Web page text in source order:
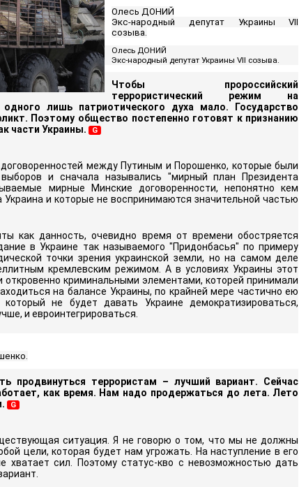
Олесь ДОНИЙ
Экс-народный депутат Украины VII
созыва.
Олесь ДОНИЙ
Экс-народный депутат Украины VII созыва.
Чтобы пророссийский
террористический режим на
лишь патриотического духа мало. Государство
Поэтому общество постепенно готовят к признанию
части Украины. G
между Путиным и Порошенко, которые были
и сначала назывались "мирный план Президента
мирные Минские договоренности, непонятно кем
и которые не воспринимаются значительной частью
как данность, очевидно время от времени обостряется
в Украине так называемого "Придонбасья" по примеру
точки зрения украинской земли, но на самом деле
кремлевским режимом. А в условиях Украины этот
криминальными элементами, которей принимали
на балансе Украины, по крайней мере частично ею
не будет давать Украине демократизироваться,
и евроинтегрироваться.
продвинуться террористам – лучший вариант. Сейчас
как время. Нам надо продержаться до лета. Лето
G
ситуация. Я не говорю о том, что мы не должны
цели, которая будет нам угрожать. На наступление в его
хватает сил. Поэтому статус-кво с невозможностью дать